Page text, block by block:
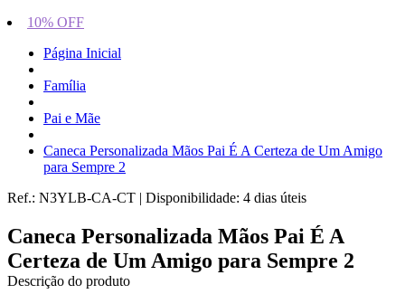
10% OFF
Página Inicial
Família
Pai e Mãe
Caneca Personalizada Mãos Pai É A Certeza de Um Amigo
para Sempre 2
Ref.: N3YLB-CA-CT | Disponibilidade: 4 dias úteis
Caneca Personalizada Mãos Pai É A
Certeza de Um Amigo para Sempre 2
Descrição do produto